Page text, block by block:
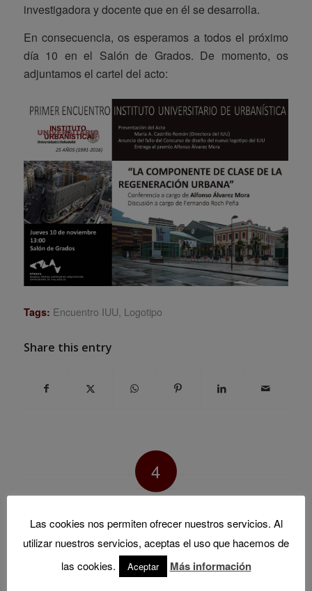
investigadora y docente que en él se desarrolla.
En consecuencia, os esperamos a todos el próximo
día 10 en el Salón de Grados. De momento, os
adjuntamos el cartel del acto:
Tags: Encuentro IUU Logotipo
Share this entry
4
Francisco Valverde Díaz de
León
says:
2 noviembre, 2016 at 15:00
Felicidades por esta iniciativa.
Las cookies nos permiten ofrecer nuestros servicios. Al
utilizar nuestros servicios, aceptas el uso que hacemos de
las cookies.
Aceptar Más información